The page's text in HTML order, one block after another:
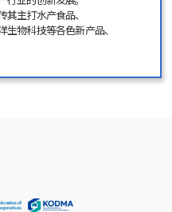
主打水产食品、
物科技等各色新产品、